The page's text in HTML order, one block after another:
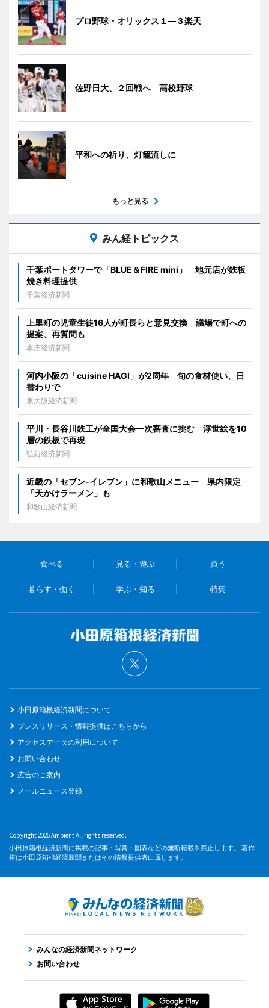
プロ野球・オリックス１―３楽天
佐野日大、２回戦へ 高校野球
平和への祈り、灯籠流しに
もっと見る
みん経トピックス
千葉ポートタワーで「BLUE＆FIRE mini」 地元店が鉄板
焼き料理提供
千葉経済新聞
上里町の児童生徒16人が町長らと意見交換 議場で町への
提案、再質問も
本庄経済新聞
河内小阪の「cuisine HAGI」が2周年 旬の食材使い、日
替わりで
東大阪経済新聞
平川・長谷川鉄工が全国大会一次審査に挑む 浮世絵を10
層の鉄板で再現
弘前経済新聞
近畿の「セブン-イレブン」に和歌山メニュー 県内限定
「天かけラーメン」も
和歌山経済新聞
食べる 見る・遊ぶ 買う
暮らす・働く 学ぶ・知る 特集
小田原箱根経済新聞について
プレスリリース・情報提供はこちらから
アクセスデータの利用について
お問い合わせ
広告のご案内
メールニュース登録
Copyright 2026 Ambient All rights reserved.
小田原箱根経済新聞に掲載の記事・写真・図表などの無断転載を禁止します。 著作
権は小田原箱根経済新聞またはその情報提供者に属します。
みんなの経済新聞ネットワーク
お問い合わせ